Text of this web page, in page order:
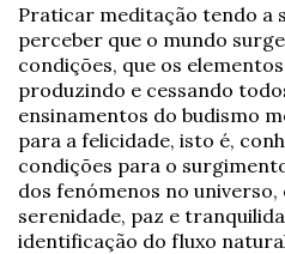
Praticar meditação tendo a
perceber que o mundo
condições, que os
produzindo e cessando
ensinamentos do budismo
para a felicidade, isto é,
condições para o
dos fenómenos no
serenidade, paz e
identificação do fluxo